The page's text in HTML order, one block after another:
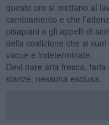
queste ore si mettano al
cambiamento e che
pisapiani o gli appelli di
della coalizione che si
vacue e indeterminate.
Devi dare aria fresca,
stanze, nessuna esclusa.